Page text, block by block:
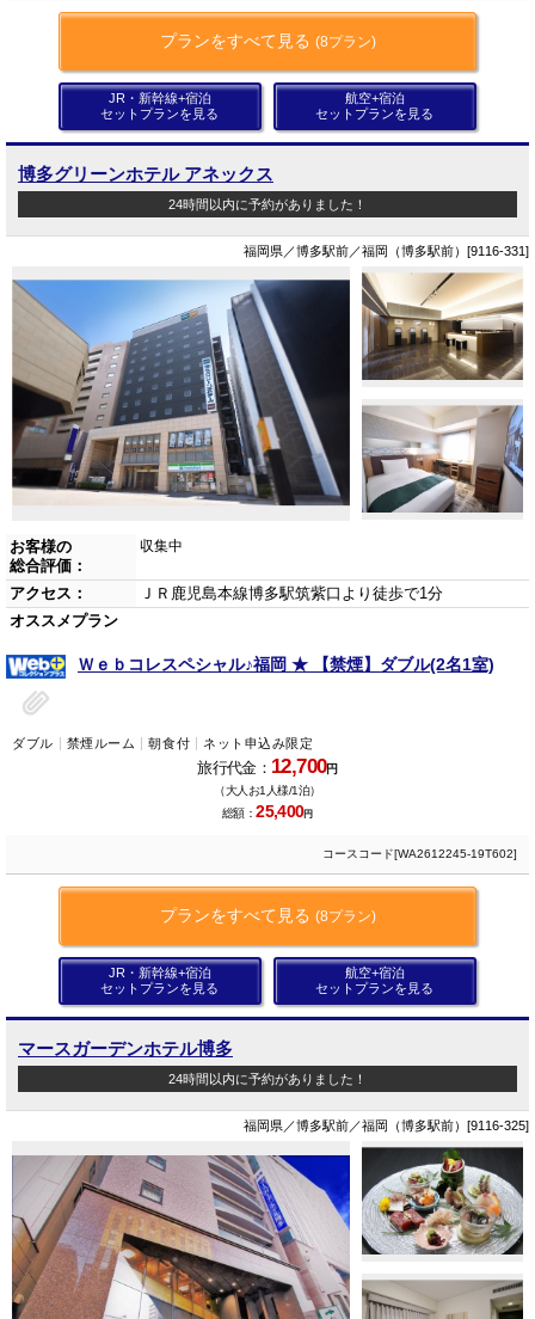
プランをすべて見る (8プラン)
JR・新幹線+宿泊
セットプランを見る
航空+宿泊
セットプランを見る
博多グリーンホテル アネックス
24時間以内に予約がありました！
福岡県／博多駅前／福岡（博多駅前）[9116-331]
お客様の
総合評価：
収集中
アクセス：
ＪＲ鹿児島本線博多駅筑紫口より徒歩で1分
オススメプラン
Ｗｅｂコレスペシャル♪福岡 ★ 【禁煙】ダブル(2名1室)
ダブル 禁煙ルーム 朝食付 ネット申込み限定
旅行代金： 12,700円
（大人お1人様/1泊）
総額：25,400円
コースコード[WA2612245-19T602]
プランをすべて見る (8プラン)
JR・新幹線+宿泊
セットプランを見る
航空+宿泊
セットプランを見る
マースガーデンホテル博多
24時間以内に予約がありました！
福岡県／博多駅前／福岡（博多駅前）[9116-325]